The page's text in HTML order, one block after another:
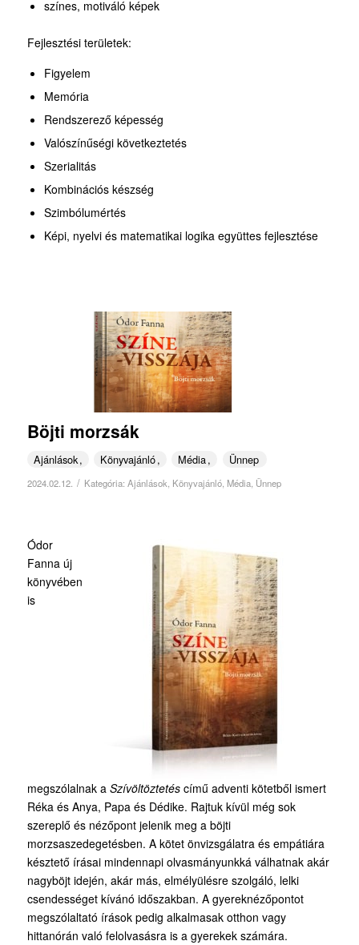
színes, motiváló képek
Fejlesztési területek:
Figyelem
Memória
Rendszerező képesség
Valószínűségi következtetés
Szerialitás
Kombinációs készség
Szimbólumértés
Képi, nyelvi és matematikai logika együttes fejlesztése
Böjti morzsák
Ajánlások Könyvajánló Média Ünnep
2024.02.12. / Kategória: Ajánlások Könyvajánló, Média, Ünnep
Ódor
Fanna új
könyvében
is
megszólalnak a Szívöltöztetéscímű adventi kötetből ismert
Réka és Anya, Papa és Dédike. Rajtuk kívül még sok
szereplő és nézőpont jelenik meg a böjti
morzsaszedegetésben. A kötet önvizsgálatra és empátiára
késztető írásai mindennapi olvasmányunkká válhatnak akár
nagyböjt idején, akár más, elmélyülésre szolgáló, lelki
csendességet kívánó időszakban. A gyereknézőpontot
megszólaltató írások pedig alkalmasak otthon vagy
hittanórán való felolvasásra is a gyerekek számára.